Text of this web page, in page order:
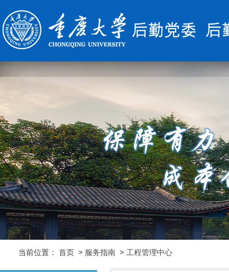
当前位置： 首页 > 服务指南 > 工程管理中心